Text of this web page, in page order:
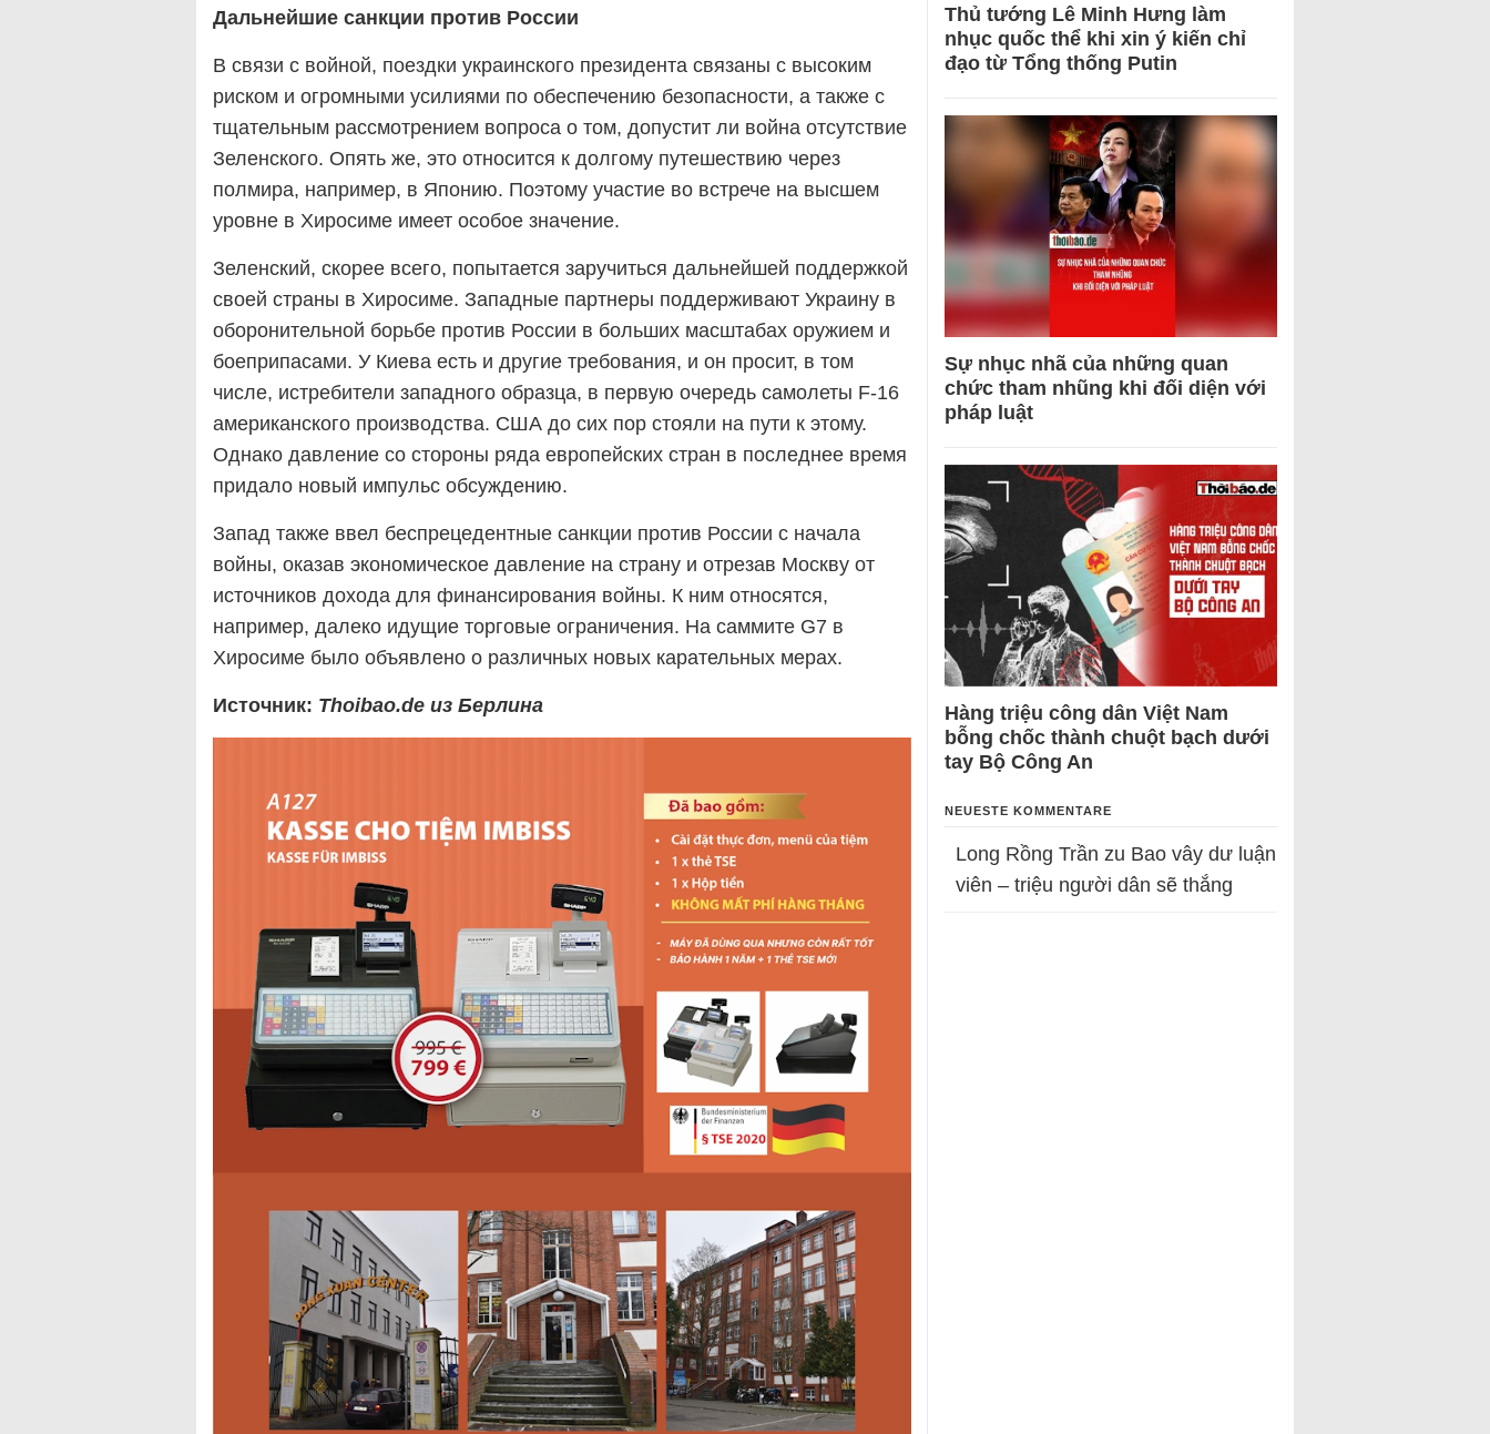
Дальнейшие санкции против России
В связи с войной, поездки украинского президента связаны с высоким
риском и огромными усилиями по обеспечению безопасности, а также с
тщательным рассмотрением вопроса о том, допустит ли война отсутствие
Зеленского. Опять же, это относится к долгому путешествию через
полмира, например, в Японию. Поэтому участие во встрече на высшем
уровне в Хиросиме имеет особое значение.
Зеленский, скорее всего, попытается заручиться дальнейшей поддержкой
своей страны в Хиросиме. Западные партнеры поддерживают Украину в
оборонительной борьбе против России в больших масштабах оружием и
боеприпасами. У Киева есть и другие требования, и он просит, в том
числе, истребители западного образца, в первую очередь самолеты F-16
американского производства. США до сих пор стояли на пути к этому.
Однако давление со стороны ряда европейских стран в последнее время
придало новый импульс обсуждению.
Запад также ввел беспрецедентные санкции против России с начала
войны, оказав экономическое давление на страну и отрезав Москву от
источников дохода для финансирования войны. К ним относятся,
например, далеко идущие торговые ограничения. На саммите G7 в
Хиросиме было объявлено о различных новых карательных мерах.
Источник: Thoibao.de из Берлина
Thủ tướng Lê Minh Hưng làm
nhục quốc thể khi xin ý kiến chỉ
đạo từ Tổng thống Putin
Sự nhục nhã của những quan
chức tham nhũng khi đối diện với
pháp luật
Hàng triệu công dân Việt Nam
bỗng chốc thành chuột bạch dưới
tay Bộ Công An
NEUESTE KOMMENTARE
Long Rồng Trần zu Bao vây dư luận
viên – triệu người dân sẽ thắng